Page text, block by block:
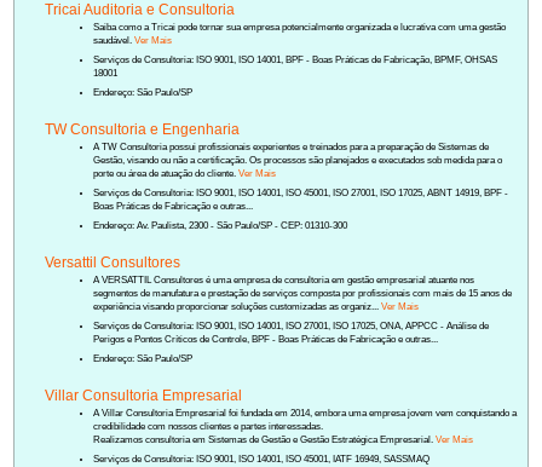
Tricai Auditoria e Consultoria
Saiba como a Tricai pode tornar sua empresa potencialmente organizada e lucrativa com uma gestão
saudável.Ver Mais
Serviços de Consultoria: ISO 9001, ISO 14001, BPF - Boas Práticas de Fabricação, BPMF, OHSAS
18001
Endereço: São Paulo/SP
TW Consultoria e Engenharia
A TW Consultoria possui profissionais experientes e treinados para a preparação de Sistemas de
Gestão, visando ou não a certificação. Os processos são planejados e executados sob medida para o
porte ou área de atuação do cliente.Ver Mais
Serviços de Consultoria: ISO 9001, ISO 14001, ISO 45001, ISO 27001, ISO 17025, ABNT 14919, BPF -
Boas Práticas de Fabricação e outras...
Endereço: Av. Paulista, 2300 - São Paulo/SP - CEP: 01310-300
Versattil Consultores
A VERSATTIL Consultores é uma empresa de consultoria em gestão empresarial atuante nos
segmentos de manufatura e prestação de serviços composta por profissionais com mais de 15 anos de
experiência visando proporcionar soluções customizadas as organiz...Ver Mais
Serviços de Consultoria: ISO 9001, ISO 14001, ISO 27001, ISO 17025, ONA, APPCC - Análise de
Perigos e Pontos Críticos de Controle, BPF - Boas Práticas de Fabricação e outras...
Endereço: São Paulo/SP
Villar Consultoria Empresarial
A Villar Consultoria Empresarial foi fundada em 2014, embora uma empresa jovem vem conquistando a
credibilidade com nossos clientes e partes interessadas.
Realizamos consultoria em Sistemas de Gestão e Gestão Estratégica Empresarial.Ver Mais
Serviços de Consultoria: ISO 9001, ISO 14001, ISO 45001, IATF 16949, SASSMAQ